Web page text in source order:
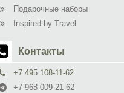
Подарочные наборы
Inspired by Travel
Контакты
+7 495 108-11-62
+7 968 009-21-62